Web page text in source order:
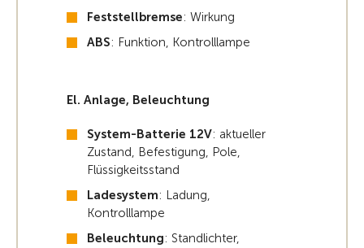
Feststellbremse: Wirkung
ABS: Funktion, Kontrolllampe
El. Anlage, Beleuchtung
System-Batterie 12V: aktueller
Zustand, Befestigung, Pole,
Flüssigkeitsstand
Ladesystem: Ladung,
Kontrolllampe
Beleuchtung: Standlichter,